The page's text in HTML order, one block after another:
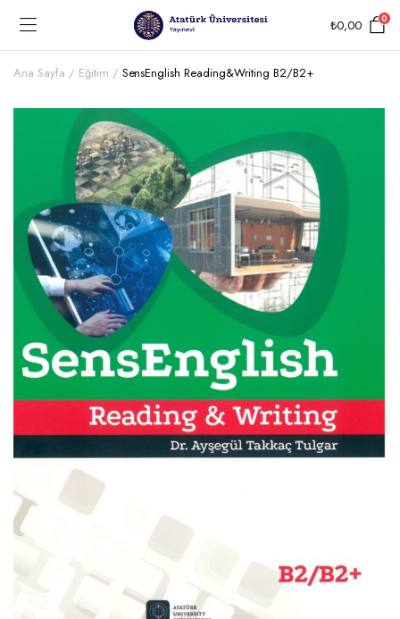
₺0,00 0
Ana Sayfa Eğitim SensEnglish Reading&Writing B2/B2+